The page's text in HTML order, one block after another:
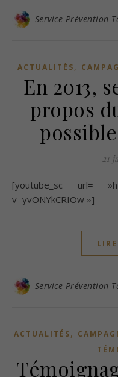
Service Prévention
ACTUALITÉS,
En 2013,
propos
21
[youtube_sc url= »http://www.youtube.com/watch?
v=yvONYkCRIOw »]
Service Prévention
ACTUALITÉS,